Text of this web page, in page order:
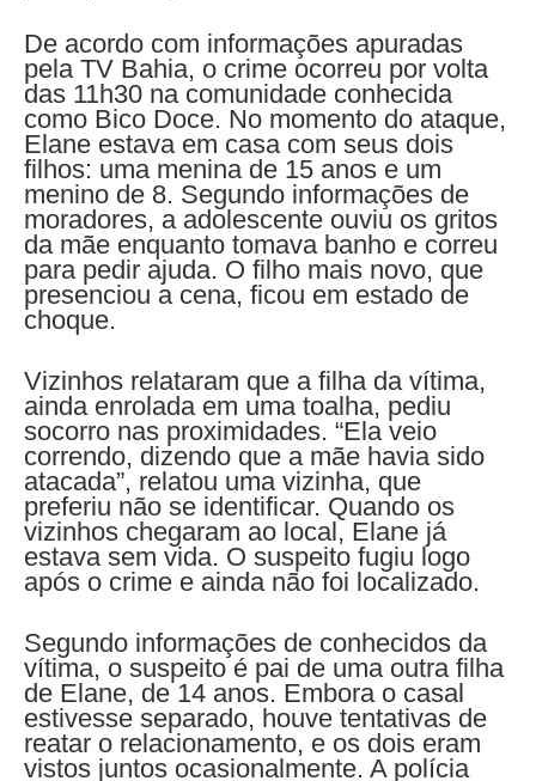
De acordo com informações apuradas
pela TV Bahia, o crime ocorreu por volta
das 11h30 na comunidade conhecida
como Bico Doce. No momento do ataque,
Elane estava em casa com seus dois
filhos: uma menina de 15 anos e um
menino de 8. Segundo informações de
moradores, a adolescente ouviu os gritos
da mãe enquanto tomava banho e correu
para pedir ajuda. O filho mais novo, que
presenciou a cena, ficou em estado de
choque.
Vizinhos relataram que a filha da vítima,
ainda enrolada em uma toalha, pediu
socorro nas proximidades. “Ela veio
correndo, dizendo que a mãe havia sido
atacada”, relatou uma vizinha, que
preferiu não se identificar. Quando os
vizinhos chegaram ao local, Elane já
estava sem vida. O suspeito fugiu logo
após o crime e ainda não foi localizado.
Segundo informações de conhecidos da
vítima, o suspeito é pai de uma outra filha
de Elane, de 14 anos. Embora o casal
estivesse separado, houve tentativas de
reatar o relacionamento, e os dois eram
vistos juntos ocasionalmente. A polícia